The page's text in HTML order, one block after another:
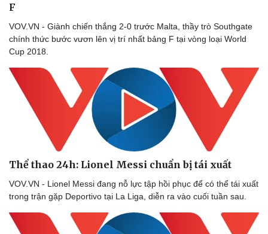
F
VOV.VN - Giành chiến thắng 2-0 trước Malta, thầy trò Southgate
chính thức bước vươn lên vị trí nhất bảng F tại vòng loại World
Cup 2018.
Thể thao 24h: Lionel Messi chuẩn bị tái xuất
VOV.VN - Lionel Messi đang nỗ lực tập hồi phục để có thể tái xuất
trong trận gặp Deportivo tại La Liga, diễn ra vào cuối tuần sau.